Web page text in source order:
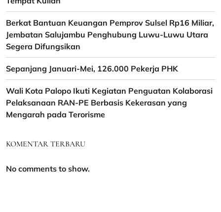
Berkat Bantuan Keuangan Pemprov Sulsel Rp16 Miliar,
Jembatan Salujambu Penghubung Luwu-Luwu Utara
Segera Difungsikan
Sepanjang Januari-Mei, 126.000 Pekerja PHK
Wali Kota Palopo Ikuti Kegiatan Penguatan Kolaborasi
Pelaksanaan RAN-PE Berbasis Kekerasan yang
Mengarah pada Terorisme
KOMENTAR TERBARU
No comments to show.